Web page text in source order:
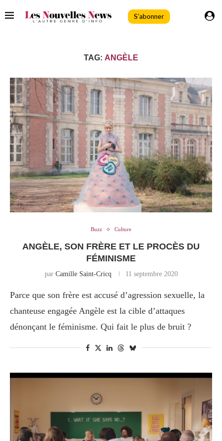
S'abonner
TAG: ANGÈLE
Buzz Culture
ANGÈLE, SON FRÈRE ET LE PROCÈS DU
FÉMINISME
par Camille Saint-Cricq 11 septembre 2020
Parce que son frère est accusé d’agression sexuelle, la
chanteuse engagée Angèle est la cible d’attaques
dénonçant le féminisme. Qui fait le plus de bruit ?